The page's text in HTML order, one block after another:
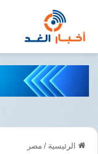
الرئيسية / مصر